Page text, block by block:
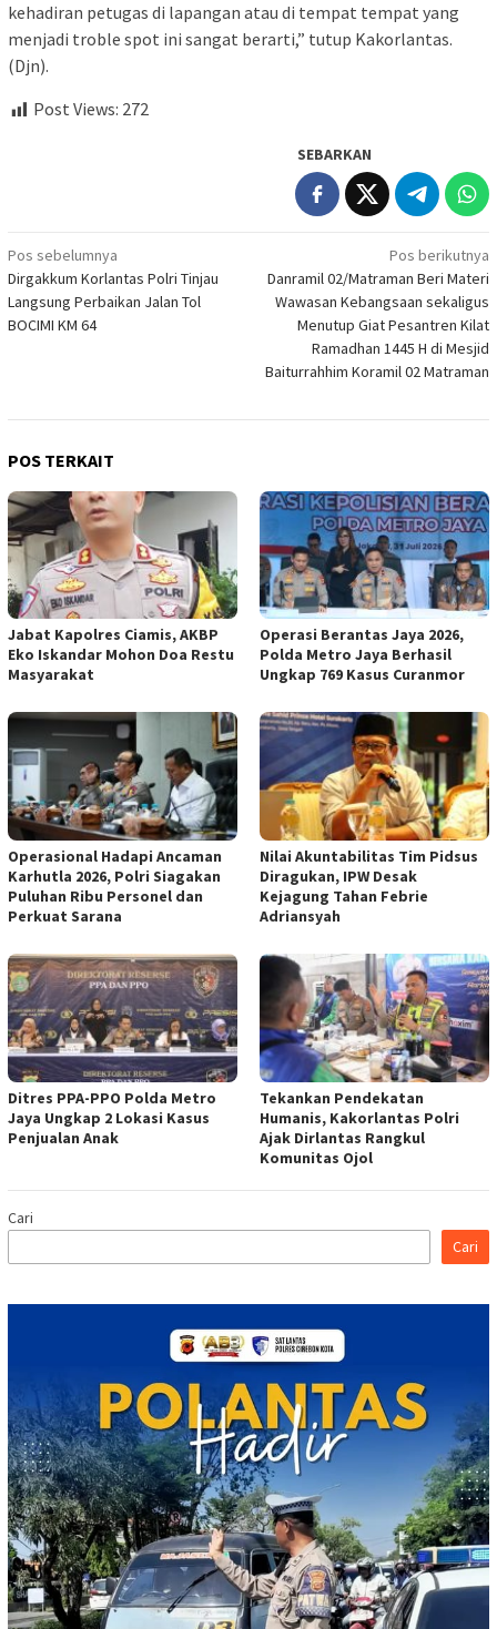
kehadiran petugas di lapangan atau di tempat tempat yang
menjadi troble spot ini sangat berarti,” tutup Kakorlantas.
(Djn).
Post Views: 272
SEBARKAN
Navigasi
pos
Pos sebelumnya
Dirgakkum Korlantas Polri Tinjau
Langsung Perbaikan Jalan Tol
BOCIMI KM 64
Pos berikutnya
Danramil 02/Matraman Beri Materi
Wawasan Kebangsaan sekaligus
Menutup Giat Pesantren Kilat
Ramadhan 1445 H di Mesjid
Baiturrahhim Koramil 02 Matraman
POS TERKAIT
Jabat Kapolres Ciamis, AKBP
Eko Iskandar Mohon Doa Restu
Masyarakat
Operasi Berantas Jaya 2026,
Polda Metro Jaya Berhasil
Ungkap 769 Kasus Curanmor
Operasional Hadapi Ancaman
Karhutla 2026, Polri Siagakan
Puluhan Ribu Personel dan
Perkuat Sarana
Nilai Akuntabilitas Tim Pidsus
Diragukan, IPW Desak
Kejagung Tahan Febrie
Adriansyah
Ditres PPA-PPO Polda Metro
Jaya Ungkap 2 Lokasi Kasus
Penjualan Anak
Tekankan Pendekatan
Humanis, Kakorlantas Polri
Ajak Dirlantas Rangkul
Komunitas Ojol
Cari
Cari